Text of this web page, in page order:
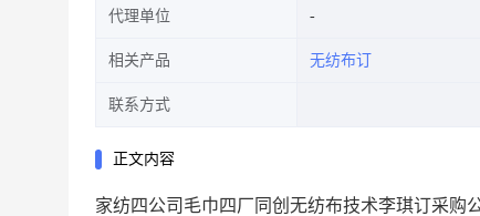
代理单位
相关产品 无纺布订
联系方式
正文内容
家纺四公司毛巾四厂同创无纺布技术李琪订采购